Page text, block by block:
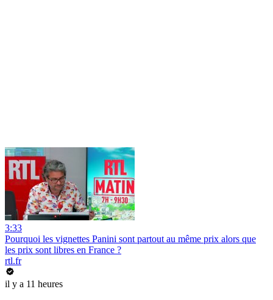
3:33
Pourquoi les vignettes Panini sont partout au même prix alors que
les prix sont libres en France ?
rtl.fr
il y a 11 heures